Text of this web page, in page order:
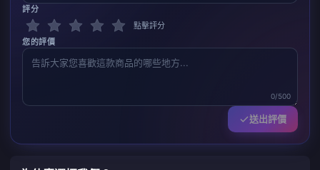
評分
點擊評分
您的評價
0/500
送出評價